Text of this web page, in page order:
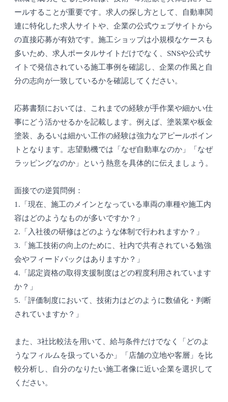
ールすることが重要です。求人の探し方として、自動車関
連に特化した求人サイトや、企業の公式ウェブサイトから
の直接応募が有効です。施工ショップは小規模なケースも
多いため、求人ポータルサイトだけでなく、SNSや公式サ
イトで発信されている施工事例を確認し、企業の作風と自
分の志向が一致しているかを確認してください。
応募書類においては、これまでの経験が手作業や細かい仕
事にどう活かせるかを記載します。例えば、塗装業や板金
塗装、あるいは細かい工作の経験は強力なアピールポイン
トとなります。志望動機では「なぜ自動車なのか」「なぜ
ラッピングなのか」という熱意を具体的に伝えましょう。
面接での逆質問例：
1.「現在、施工のメインとなっている車両の車種や施工内
容はどのようなものが多いですか？」
2.「入社後の研修はどのような体制で行われますか？」
3.「施工技術の向上のために、社内で共有されている勉強
会やフィードバックはありますか？」
4.「認定資格の取得支援制度はどの程度利用されています
か？」
5.「評価制度において、技術力はどのように数値化・判断
されていますか？」
また、3社比較法を用いて、給与条件だけでなく「どのよ
うなフィルムを扱っているか」「店舗の立地や客層」を比
較分析し、自分のなりたい施工者像に近い企業を選択して
ください。